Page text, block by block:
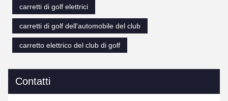
carretti di golf elettrici
carretti di golf dell'automobile del club
carretto elettrico del club di golf
Contatti